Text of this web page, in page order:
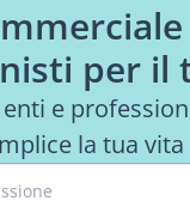
per il
enti e
la tua